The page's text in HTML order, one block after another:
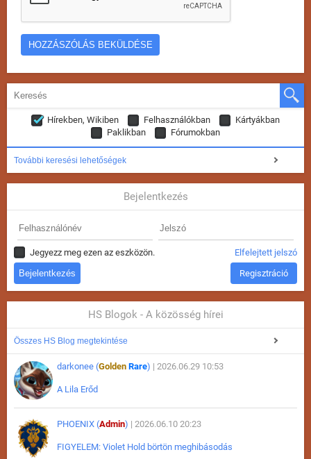
Hírekben, Wikiben Felhasználókban
Kártyákban
Paklikban
Fórumokban
További keresési lehetőségek
Bejelentkezés
Jegyezz meg ezen az eszközön. Elfelejtett jelszó
Regisztráció
HS Blogok - A közösség hírei
Összes HS Blog megtekintése
darkonee (Golden Rare) | 2026.06.29 10:53
A Lila Erőd
PHOENIX (Admin) | 2026.06.10 20:23
FIGYELEM: Violet Hold börtön meghibásodás